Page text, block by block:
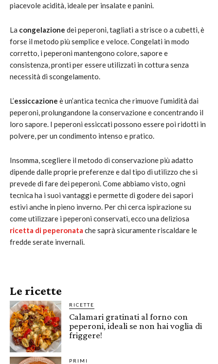
piacevole acidità, ideale per insalate e panini.
La congelazione dei peperoni, tagliati a strisce o a cubetti, è
forse il metodo più semplice e veloce. Congelati in modo
corretto, i peperoni mantengono colore, sapore e
consistenza, pronti per essere utilizzati in cottura senza
necessità di scongelamento.
L’essiccazione è un’antica tecnica che rimuove l’umidità dai
peperoni, prolungandone la conservazione e concentrando il
loro sapore. I peperoni essiccati possono essere poi ridotti in
polvere, per un condimento intenso e pratico.
Insomma, scegliere il metodo di conservazione più adatto
dipende dalle proprie preferenze e dal tipo di utilizzo che si
prevede di fare dei peperoni. Come abbiamo visto, ogni
tecnica ha i suoi vantaggi e permette di godere dei sapori
estivi anche in pieno inverno. Per chi cerca ispirazione su
come utilizzare i peperoni conservati, ecco una deliziosa
ricetta di peperonata che saprà sicuramente riscaldare le
fredde serate invernali.
Le ricette
RICETTE
Calamari gratinati al forno con
peperoni, ideali se non hai voglia di
friggere!
PRIMI